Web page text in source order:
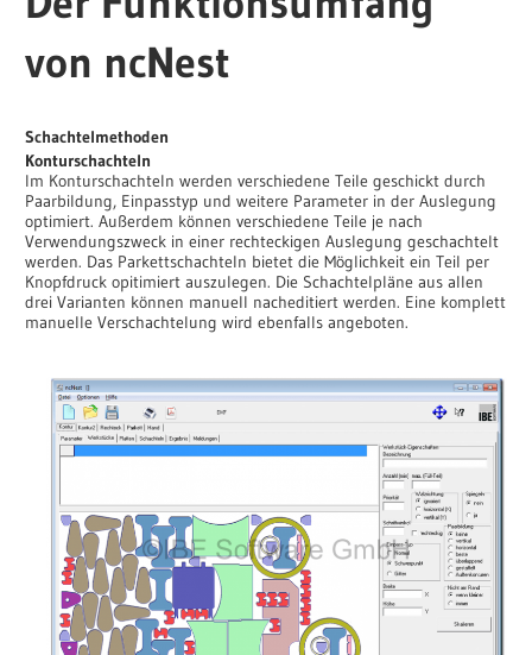
von ncNest
Schachtelmethoden
Konturschachteln
Im Konturschachteln werden verschiedene Teile geschickt durch
Paarbildung, Einpasstyp und weitere Parameter in der Auslegung
optimiert. Außerdem können verschiedene Teile je nach
Verwendungszweck in einer rechteckigen Auslegung geschachtelt
werden. Das Parkettschachteln bietet die Möglichkeit ein Teil per
Knopfdruck opitimiert auszulegen. Die Schachtelpläne aus allen
drei Varianten können manuell nacheditiert werden. Eine komplett
manuelle Verschachtelung wird ebenfalls angeboten.